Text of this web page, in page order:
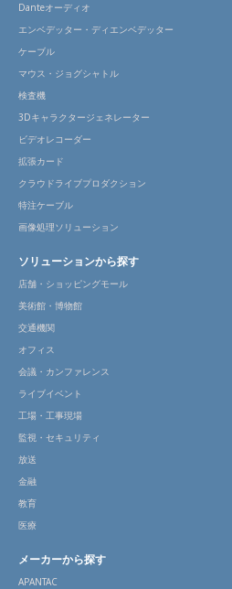
Danteオーディオ
エンベデッター・ディエンベデッター
ケーブル
マウス・ジョグシャトル
検査機
3Dキャラクタージェネレーター
ビデオレコーダー
拡張カード
クラウドライブプロダクション
特注ケーブル
画像処理ソリューション
ソリューションから探す
店舗・ショッピングモール
美術館・博物館
交通機関
オフィス
会議・カンファレンス
ライブイベント
工場・工事現場
監視・セキュリティ
放送
金融
教育
医療
メーカーから探す
APANTAC